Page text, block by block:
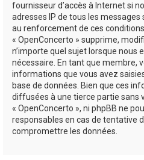
fournisseur d’accès à Internet si
adresses IP de tous les
au renforcement de ces
« OpenConcerto » supprime,
n’importe quel sujet lorsque nous
nécessaire. En tant que membre,
informations que vous avez
base de données. Bien que ces
diffusées à une tierce partie sans
« OpenConcerto », ni phpBB ne
responsables en cas de tentative
compromettre les données.